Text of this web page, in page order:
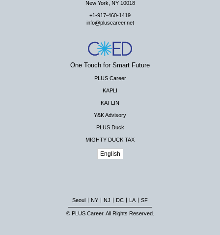
New York, NY 10018
+1-917-460-1419
info@pluscareer.net
One Touch for Smart Future
PLUS Career
KAPLI
KAFLIN
Y&K Advisory
PLUS Duck
MIGHTY DUCK TAX
English
Seoul NY NJ DC LA SF
© PLUS Career. All Rights Reserved.